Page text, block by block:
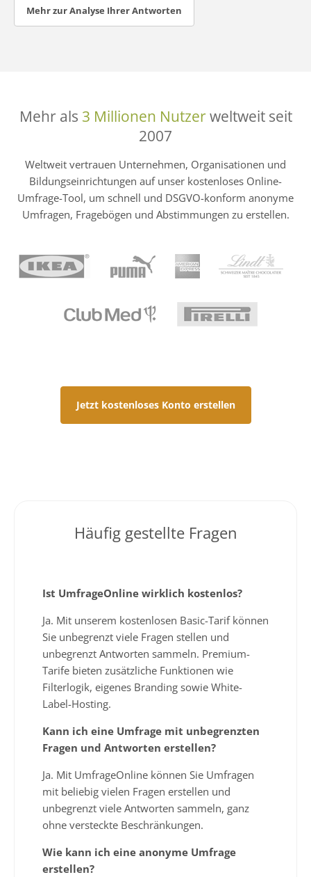
Mehr zur Analyse Ihrer Antworten
Mehr als 3 Millionen Nutzerweltweit seit
2007
Weltweit vertrauen Unternehmen, Organisationen und
Bildungseinrichtungen auf unser kostenloses Online-
Umfrage-Tool, um schnell und DSGVO-konform anonyme
Umfragen, Fragebögen und Abstimmungen zu erstellen.
Jetzt kostenloses Konto erstellen
Häufig gestellte Fragen
Ist UmfrageOnline wirklich kostenlos?
Ja. Mit unserem kostenlosen Basic-Tarif können
Sie unbegrenzt viele Fragen stellen und
unbegrenzt Antworten sammeln. Premium-
Tarife bieten zusätzliche Funktionen wie
Filterlogik, eigenes Branding sowie White-
Label-Hosting.
Kann ich eine Umfrage mit unbegrenzten
Fragen und Antworten erstellen?
Ja. Mit UmfrageOnline können Sie Umfragen
mit beliebig vielen Fragen erstellen und
unbegrenzt viele Antworten sammeln, ganz
ohne versteckte Beschränkungen.
Wie kann ich eine anonyme Umfrage
erstellen?